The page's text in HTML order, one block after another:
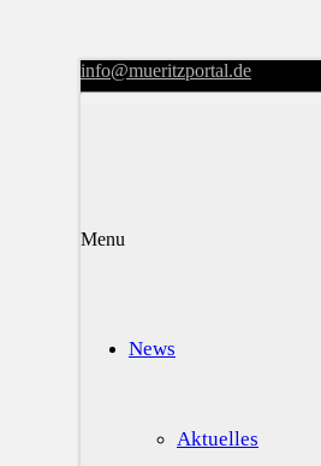
info@mueritzportal.de
Menu
News
Aktuelles